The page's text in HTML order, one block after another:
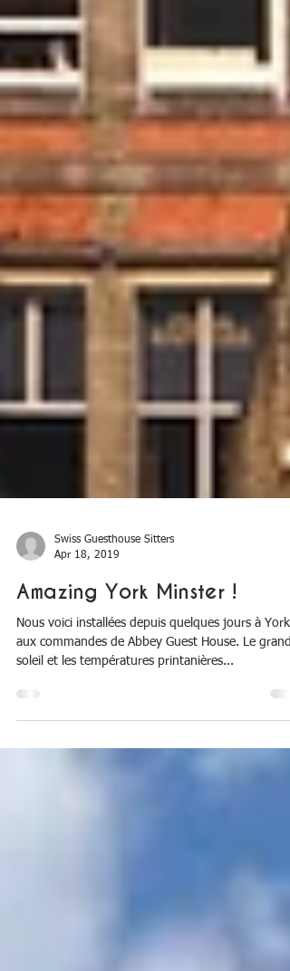
Swiss Guesthouse Sitters
Apr 18, 2019
Amazing York Minster !
aux commandes de Abbey Guest House. Le grand
soleil et les températures printanières...